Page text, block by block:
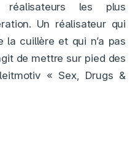
les plus
Un réalisateur qui
la cuillère et qui n’a pas
de mettre sur pied des
« Sex, Drugs &